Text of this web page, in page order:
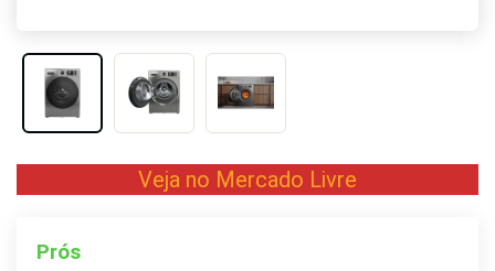
Veja no Mercado Livre
Prós